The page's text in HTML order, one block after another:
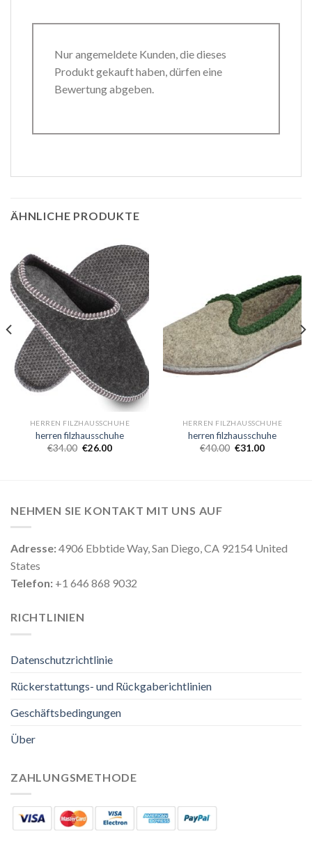
Nur angemeldete Kunden, die dieses
Produkt gekauft haben, dürfen eine
Bewertung abgeben.
ÄHNLICHE PRODUKTE
HERREN FILZHAUSSCHUHE
herren filzhausschuhe
€34.00 €26.00
HERREN FILZHAUSSCHUHE
herren filzhausschuhe
€40.00 €31.00
NEHMEN SIE KONTAKT MIT UNS AUF
Adresse:4906 Ebbtide Way, San Diego, CA 92154 United
States
Telefon: +1 646 868 9032
RICHTLINIEN
Datenschutzrichtlinie
Rückerstattungs- und Rückgaberichtlinien
Geschäftsbedingungen
Über
ZAHLUNGSMETHODE